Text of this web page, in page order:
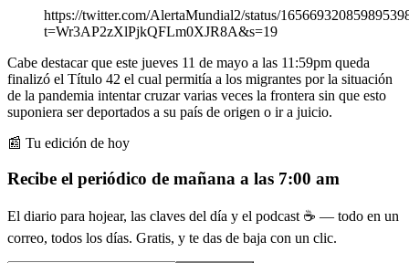
https://twitter.com/AlertaMundial2/status/
t=Wr3AP2zXlPjkQFLm0XJR8A&s=19
Cabe destacar que este jueves 11 de mayo a las 11:59pm queda
finalizó el Título 42 el cual permitía a los migrantes por la situación
de la pandemia intentar cruzar varias veces la frontera sin que esto
suponiera ser deportados a su país de origen o ir a juicio.
📰 Tu edición de hoy
Recibe el periódico de mañana a las 7:00 am
El diario para hojear, las claves del día y el podcast ☕ — todo en un
correo, todos los días. Gratis, y te das de baja con un clic.